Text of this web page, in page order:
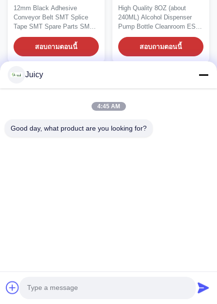
ปลอดภัย ESD
12mm Black Adhesive
Conveyor Belt SMT Splice
Tape SMT Spare Parts SMT
Double Splice Tape It is a...
สอบถามตอนนี้
High Quality 8OZ (about
240ML) Alcohol Dispenser
Pump Bottle Cleanroom ESD
Plastic Alcohol Bottle...
สอบถามตอนนี้
Juicy
4:45 AM
Good day, what product are you looking for?